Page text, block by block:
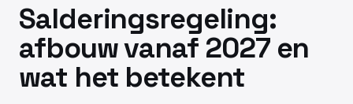
Salderingsregeling:
afbouw vanaf 2027 en
wat het betekent